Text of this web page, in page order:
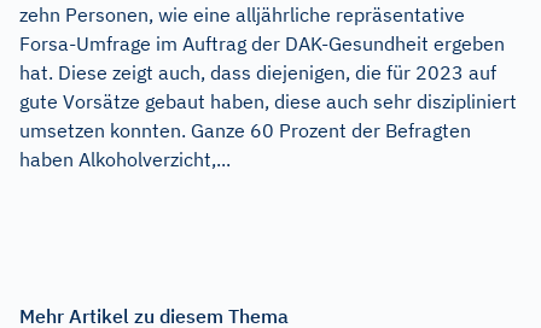
zehn Personen, wie eine alljährliche repräsentative
Forsa-Umfrage im Auftrag der DAK-Gesundheit ergeben
hat. Diese zeigt auch, dass diejenigen, die für 2023 auf
gute Vorsätze gebaut haben, diese auch sehr diszipliniert
umsetzen konnten. Ganze 60 Prozent der Befragten
haben Alkoholverzicht,...
Mehr Artikel zu diesem Thema